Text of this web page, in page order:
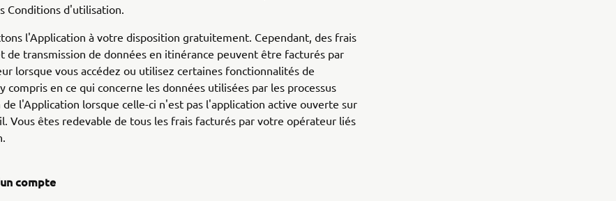
Conditions d'utilisation.
l'Application à votre disposition gratuitement. Cependant, des frais
de transmission de données en itinérance peuvent être facturés par
lorsque vous accédez ou utilisez certaines fonctionnalités de
compris en ce qui concerne les données utilisées par les processus
l'Application lorsque celle-ci n'est pas l'application active ouverte sur
Vous êtes redevable de tous les frais facturés par votre opérateur liés
compte